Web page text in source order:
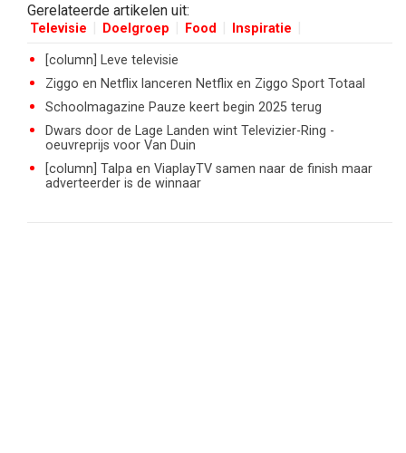
Gerelateerde artikelen uit:
Televisie Doelgroep Food Inspiratie
[column] Leve televisie
Ziggo en Netflix lanceren Netflix en Ziggo Sport Totaal
Schoolmagazine Pauze keert begin 2025 terug
Dwars door de Lage Landen wint Televizier-Ring -
oeuvreprijs voor Van Duin
[column] Talpa en ViaplayTV samen naar de finish maar
adverteerder is de winnaar